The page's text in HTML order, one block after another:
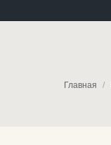
Вы здесь:
Главная